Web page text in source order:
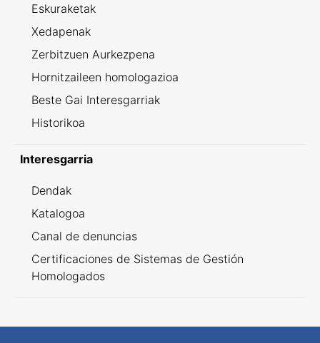
Eskuraketak
Xedapenak
Zerbitzuen Aurkezpena
Hornitzaileen homologazioa
Beste Gai Interesgarriak
Historikoa
Interesgarria
Dendak
Katalogoa
Canal de denuncias
Certificaciones de Sistemas de Gestión
Homologados